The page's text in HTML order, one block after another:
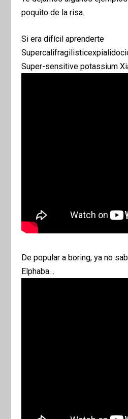
poquito de la risa.
Si era difícil aprenderte
Super-sensitive potassium
De popular a boring, ya no
Elphaba…